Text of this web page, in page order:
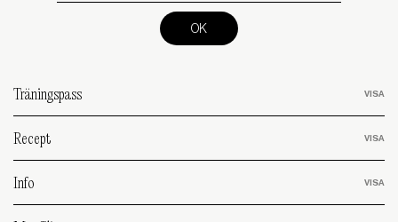
Träningspass
Recept
Info
e-
post